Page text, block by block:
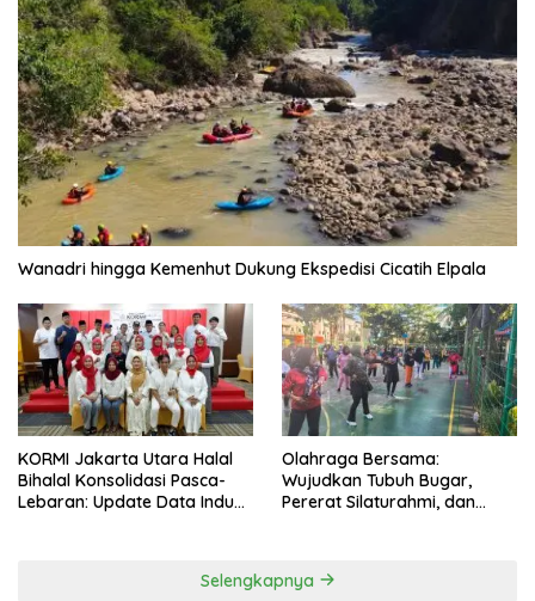
Wanadri hingga Kemenhut Dukung Ekspedisi Cicatih Elpala
KORMI Jakarta Utara Halal
Bihalal Konsolidasi Pasca-
Lebaran: Update Data Induk
Olahraga Bersama:
Wujudkan Tubuh Bugar,
Pererat Silaturahmi, dan
Selengkapnya